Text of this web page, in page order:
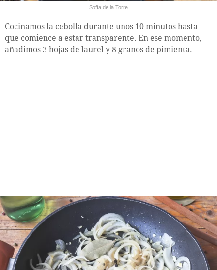
Sofía de la Torre
Cocinamos la cebolla durante unos 10 minutos hasta
que comience a estar transparente. En ese momento,
añadimos 3 hojas de laurel y 8 granos de pimienta.